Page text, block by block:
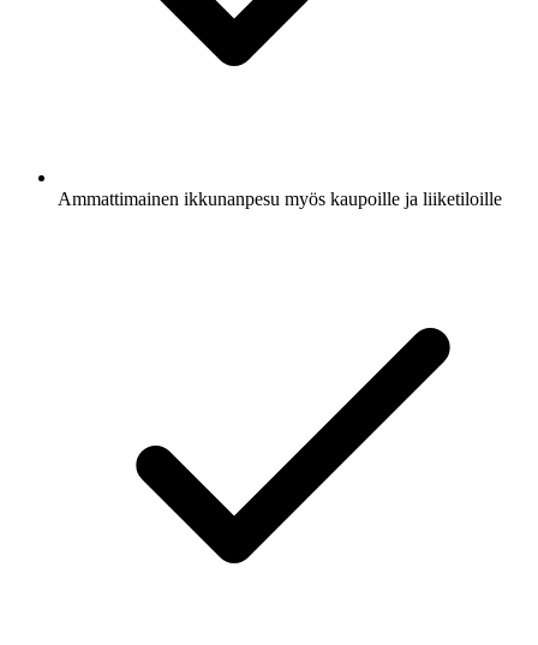
Ammattimainen ikkunanpesu myös kaupoille ja liiketiloille